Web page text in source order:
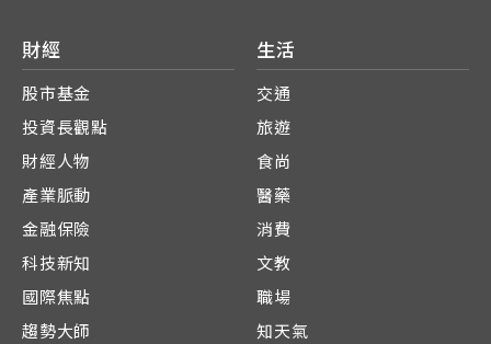
財經
股市基金
投資長觀點
財經人物
產業脈動
金融保險
科技新知
國際焦點
趨勢大師
生活
交通
旅遊
食尚
醫藥
消費
文教
職場
知天氣